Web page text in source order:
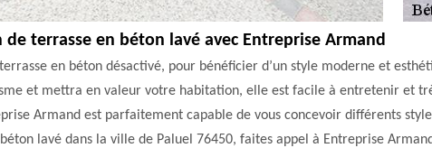
de terrasse en béton lavé avec Entreprise Armand
en béton désactivé, pour bénéficier d’un style moderne et
et mettra en valeur votre habitation, elle est facile à entretenir et
Armand est parfaitement capable de vous concevoir différents
lavé dans la ville de Paluel 76450, faites appel à Entreprise